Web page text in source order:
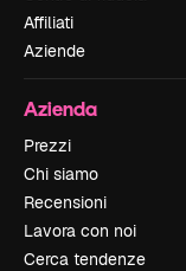
Affiliati
Aziende
Azienda
Prezzi
Chi siamo
Recensioni
Lavora con noi
Cerca tendenze